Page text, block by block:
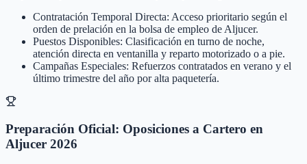
Contratación Temporal Directa: Acceso prioritario según el
orden de prelación en la bolsa de empleo de Aljucer.
Puestos Disponibles: Clasificación en turno de noche,
atención directa en ventanilla y reparto motorizado o a pie.
Campañas Especiales: Refuerzos contratados en verano y el
último trimestre del año por alta paquetería.
Preparación Oficial: Oposiciones a Cartero en
Aljucer 2026